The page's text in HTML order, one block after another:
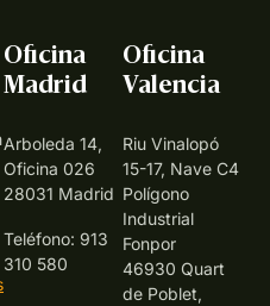
Oficina
Madrid
Arboleda 14,
Oficina 026
28031 Madrid
Teléfono: 913
310 580
Oficina
Valencia
Riu Vinalopó
15-17, Nave C4
Polígono
Industrial
Fonpor
46930 Quart
de Poblet,